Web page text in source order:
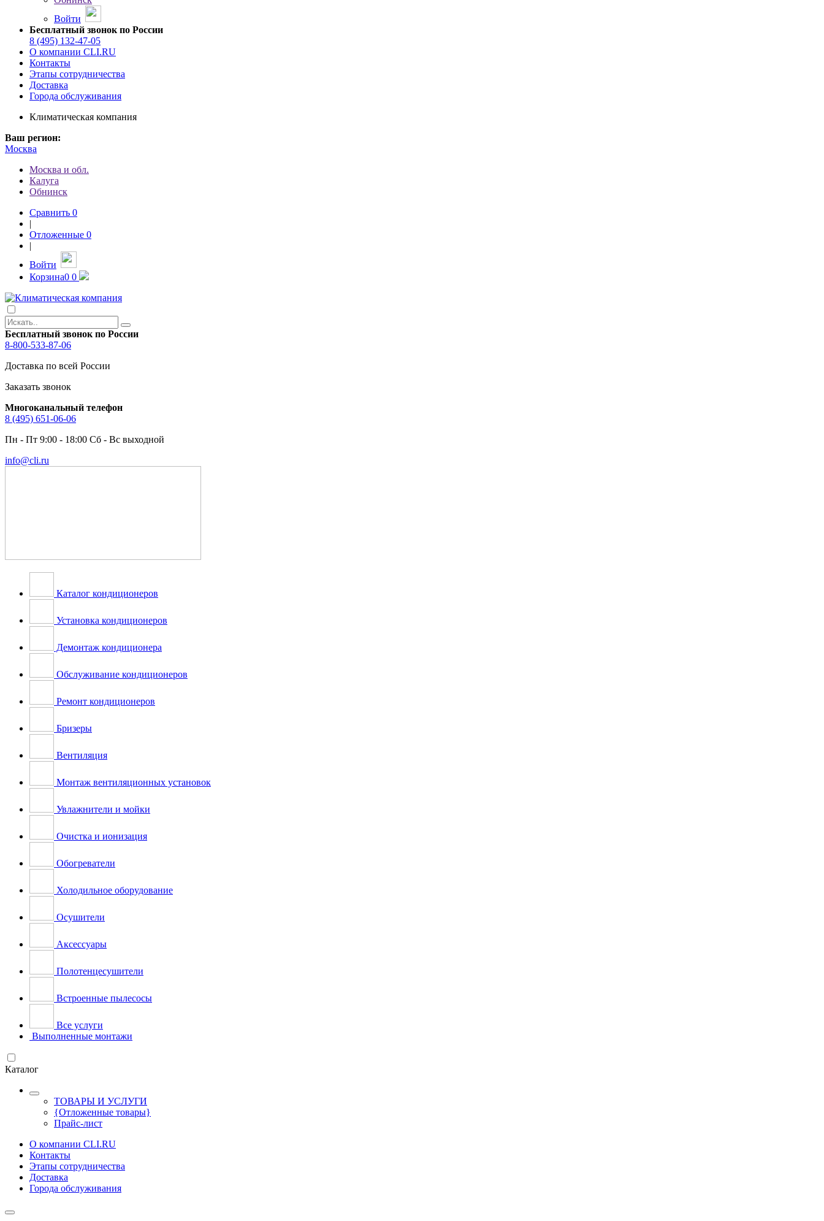
Войти
Бесплатный звонок по России
8 (495) 132-47-05
О компании CLI.RU
Контакты
Этапы сотрудничества
Доставка
Города обслуживания
Климатическая компания
Ваш регион:
Москва
Москва и обл.
Калуга
Обнинск
Сравнить 0
|
Отложенные 0
|
Войти
Корзина0 0
Бесплатный звонок по России
8-800-533-87-06
Доставка по всей России
Заказать звонок
Многоканальный телефон
8 (495) 651-06-06
Пн - Пт 9:00 - 18:00 Сб - Вс выходной
info@cli.ru
Каталог кондиционеров
Установка кондиционеров
Демонтаж кондиционера
Обслуживание кондиционеров
Ремонт кондиционеров
Бризеры
Вентиляция
Монтаж вентиляционных установок
Увлажнители и мойки
Очистка и ионизация
Обогреватели
Холодильное оборудование
Осушители
Аксессуары
Полотенцесушители
Встроенные пылесосы
Все услуги
Выполненные монтажи
Каталог
ТОВАРЫ И УСЛУГИ
{Отложенные товары}
Прайс-лист
О компании CLI.RU
Контакты
Этапы сотрудничества
Доставка
Города обслуживания